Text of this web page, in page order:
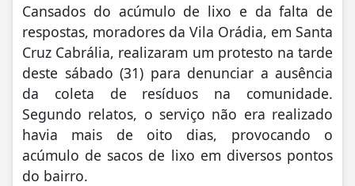
Cansados do acúmulo de lixo e da falta de
respostas, moradores da Vila Orádia, em Santa
Cruz Cabrália, realizaram um protesto na tarde
deste sábado (31) para denunciar a ausência
da coleta de resíduos na comunidade.
Segundo relatos, o serviço não era realizado
havia mais de oito dias, provocando o
acúmulo de sacos de lixo em diversos pontos
do bairro.